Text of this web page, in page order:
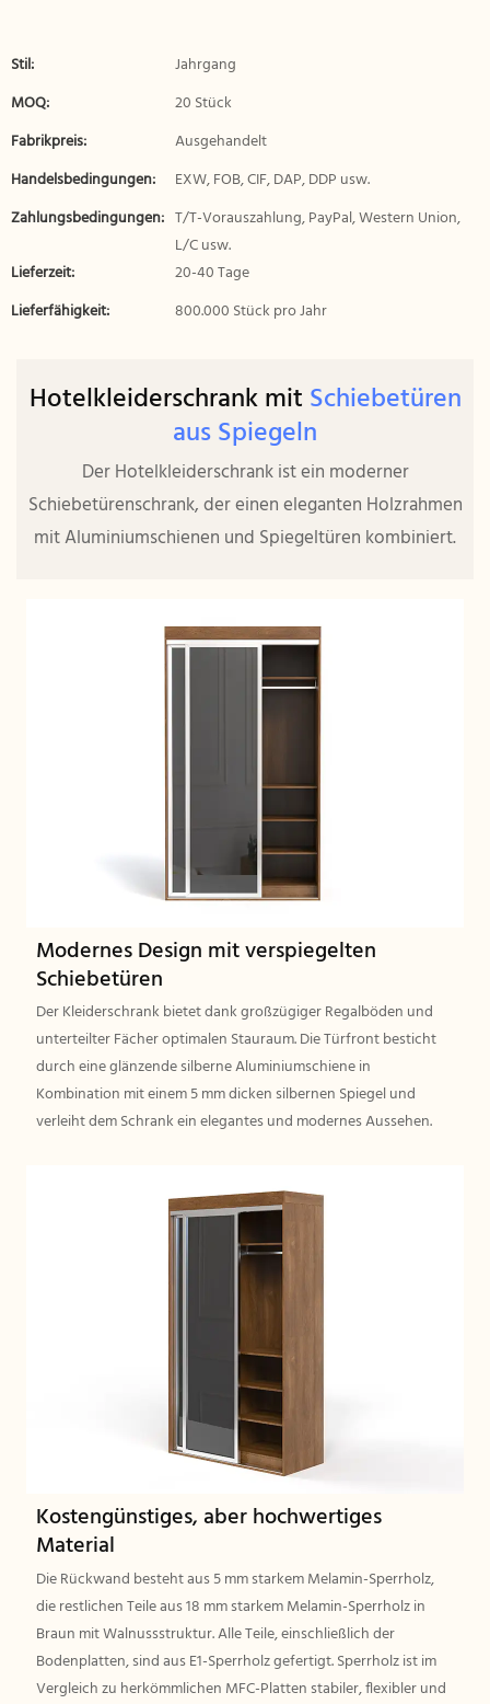
Stil:
Jahrgang
MOQ:
20 Stück
Fabrikpreis:
Ausgehandelt
Handelsbedingungen:
EXW, FOB, CIF, DAP, DDP usw.
Zahlungsbedingungen: T/T-Vorauszahlung, PayPal, Western Union,
L/C usw.
Lieferzeit:
20-40 Tage
Lieferfähigkeit:
800.000 Stück pro Jahr
Hotelkleiderschrank mit Schiebetüren
aus Spiegeln
Der Hotelkleiderschrank ist ein moderner
Schiebetürenschrank, der einen eleganten Holzrahmen
mit Aluminiumschienen und Spiegeltüren kombiniert.
Modernes Design mit verspiegelten
Schiebetüren
Der Kleiderschrank bietet dank großzügiger Regalböden und
unterteilter Fächer optimalen Stauraum. Die Türfront besticht
durch eine glänzende silberne Aluminiumschiene in
Kombination mit einem 5 mm dicken silbernen Spiegel und
verleiht dem Schrank ein elegantes und modernes Aussehen.
Kostengünstiges, aber hochwertiges
Material
Die Rückwand besteht aus 5 mm starkem Melamin-Sperrholz,
die restlichen Teile aus 18 mm starkem Melamin-Sperrholz in
Braun mit Walnussstruktur. Alle Teile, einschließlich der
Bodenplatten, sind aus E1-Sperrholz gefertigt. Sperrholz ist im
Vergleich zu herkömmlichen MFC-Platten stabiler, flexibler und